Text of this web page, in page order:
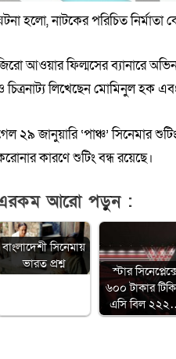
হলো, নাটকের পরিচিত নির্মাতা
আওয়ার ফিল্মসের ব্যানারে
চিত্রনাট্য লিখেছেন মোমিনুল হক
২৯ জানুয়ারি ‘পাঞ্চ’ সিনেমার
কারণে শুটিং বন্ধ রয়েছে।
আরো পড়ুন :
বাংলাদেশী সিনেমায়
ভারত প্রশ্ন
স্টার
৬০০ টাকার
এসি বিল